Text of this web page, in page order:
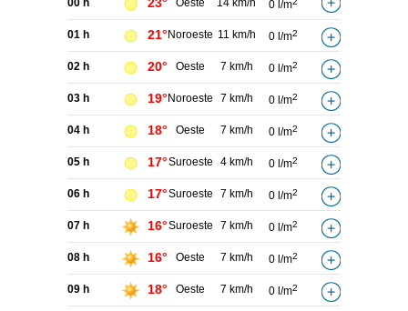
00 h 23° Oeste 14 km/h 0 l/m
01 h 21° Noroeste 11 km/h 0 l/m2
02 h 20° Oeste 7 km/h 0 l/m2
03 h 19° Noroeste 7 km/h 0 l/m2
04 h 18° Oeste 7 km/h 0 l/m2
05 h 17°Suroeste 4 km/h 0 l/m2
06 h 17°Suroeste 7 km/h 0 l/m2
07 h 16°Suroeste 7 km/h 0 l/m2
08 h 16° Oeste 7 km/h 0 l/m2
09 h 18° Oeste 7 km/h 0 l/m2